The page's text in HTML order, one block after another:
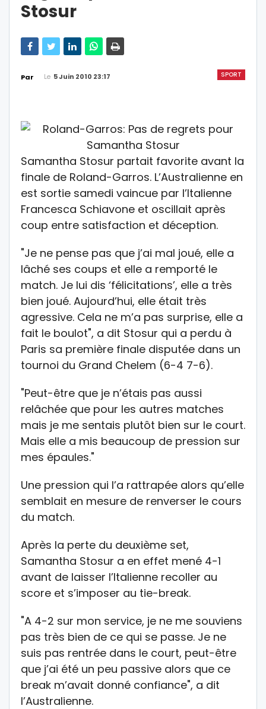
Stosur
SPORT
Par Le 5 Juin 2010 23:17
Samantha Stosur partait favorite avant la
finale de Roland-Garros. L’Australienne en
est sortie samedi vaincue par l’Italienne
Francesca Schiavone et oscillait après
coup entre satisfaction et déception.
"Je ne pense pas que j’ai mal joué, elle a
lâché ses coups et elle a remporté le
match. Je lui dis ‘félicitations’, elle a très
bien joué. Aujourd’hui, elle était très
agressive. Cela ne m’a pas surprise, elle a
fait le boulot", a dit Stosur qui a perdu à
Paris sa première finale disputée dans un
tournoi du Grand Chelem (6-4 7-6).
"Peut-être que je n’étais pas aussi
relâchée que pour les autres matches
mais je me sentais plutôt bien sur le court.
Mais elle a mis beaucoup de pression sur
mes épaules."
Une pression qui l’a rattrapée alors qu’elle
semblait en mesure de renverser le cours
du match.
Après la perte du deuxième set,
Samantha Stosur a en effet mené 4-1
avant de laisser l’Italienne recoller au
score et s’imposer au tie-break.
"A 4-2 sur mon service, je ne me souviens
pas très bien de ce qui se passe. Je ne
suis pas rentrée dans le court, peut-être
que j’ai été un peu passive alors que ce
break m’avait donné confiance", a dit
l’Australienne.